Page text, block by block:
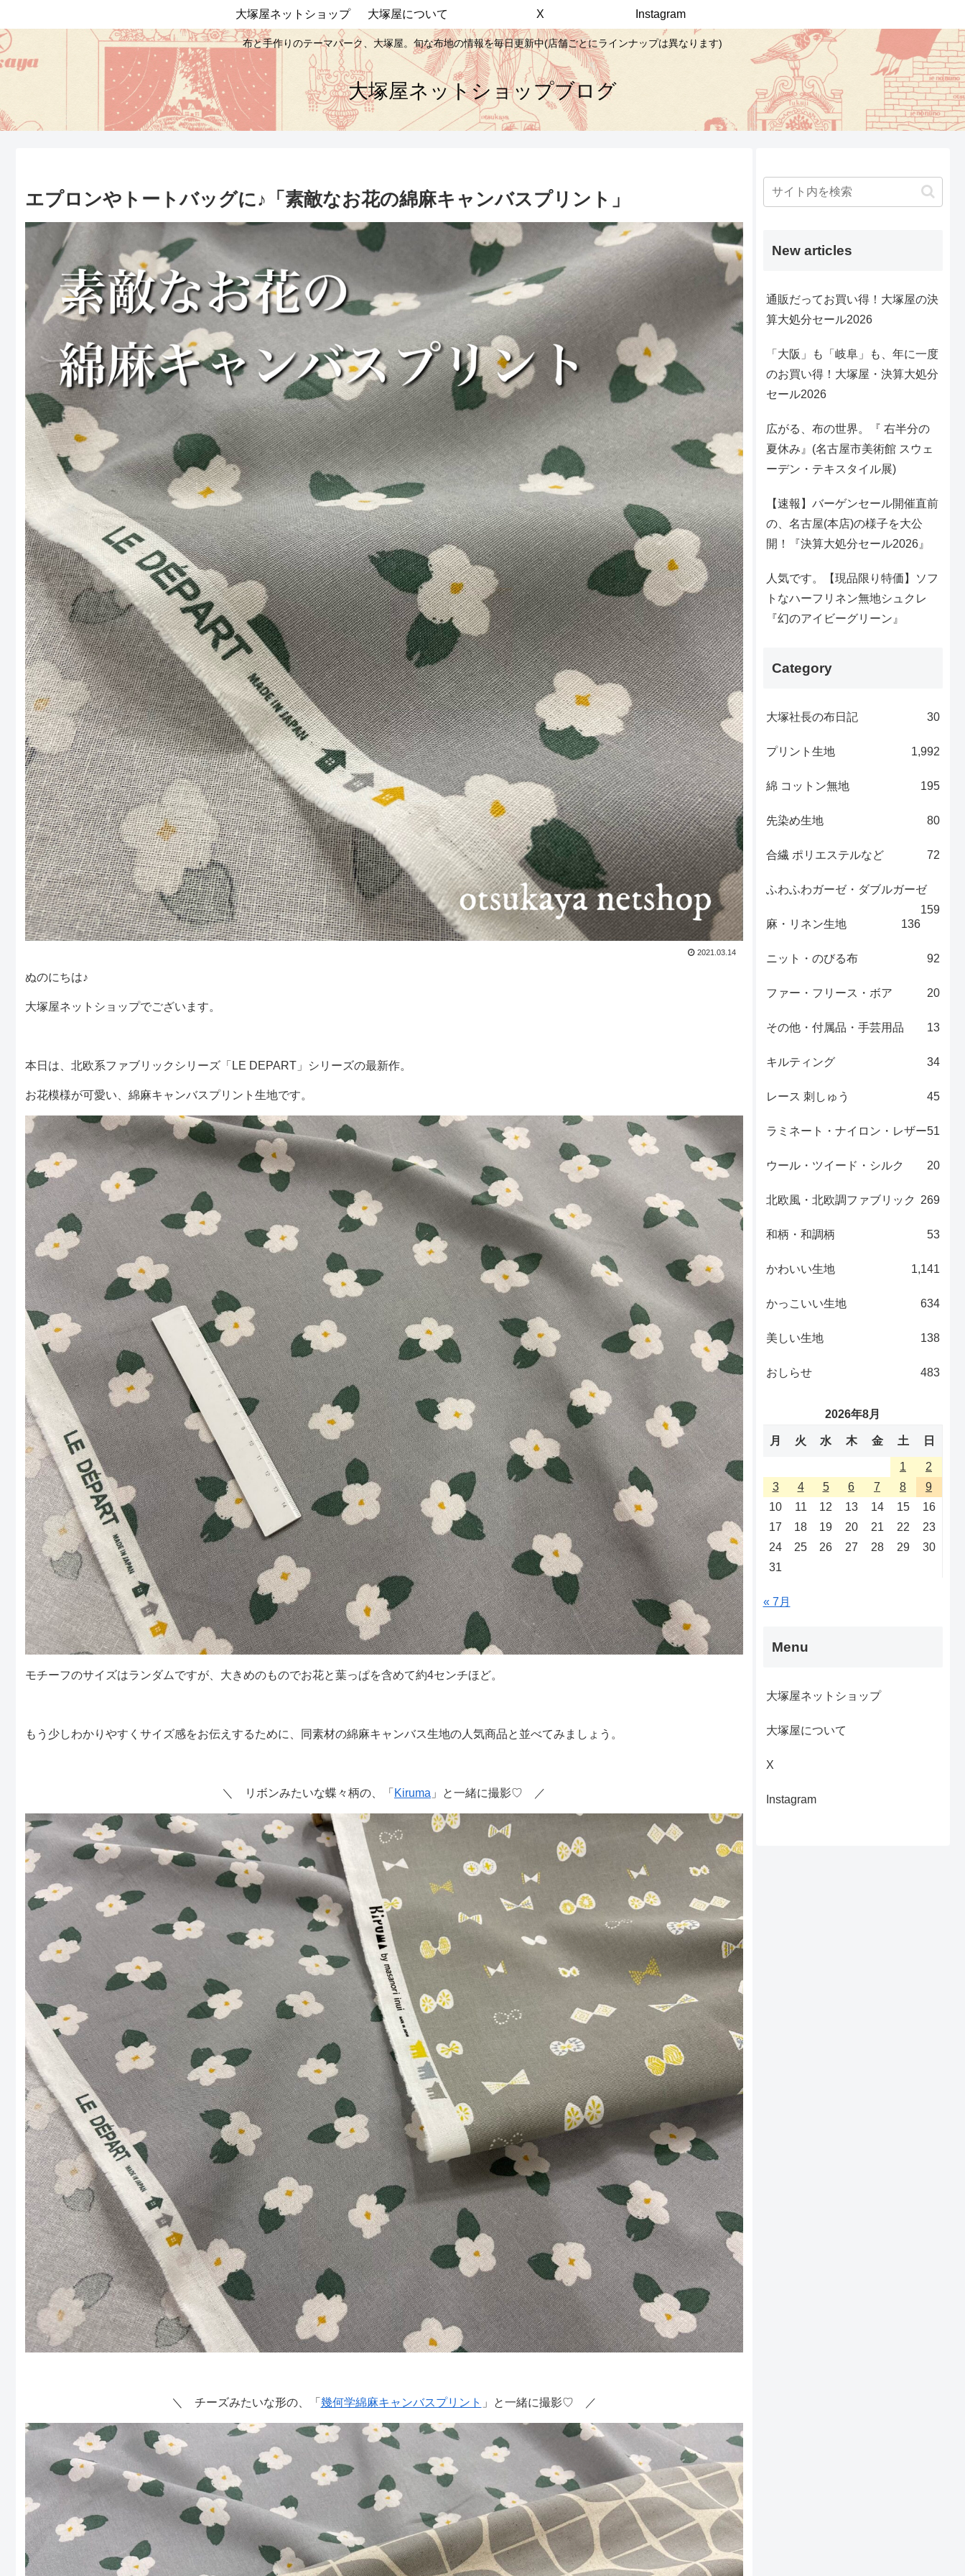
布と手作りのテーマパーク、大塚屋。旬な布地の情報を毎日更新中(店舗ごとにラインナップは異なります)
大塚屋ネットショップブログ
大塚屋ネットショップ 大塚屋について X Instagram
エプロンやトートバッグに♪「素敵なお花の綿麻キャンバスプリント」
2021.03.14
ぬのにちは♪
大塚屋ネットショップでございます。
本日は、北欧系ファブリックシリーズ「LE DEPART」シリーズの最新作。
お花模様が可愛い、綿麻キャンバスプリント生地です。
モチーフのサイズはランダムですが、大きめのものでお花と葉っぱを含めて約4センチほど。
もう少しわかりやすくサイズ感をお伝えするために、同素材の綿麻キャンバス生地の人気商品と並べてみましょう。
＼ リボンみたいな蝶々柄の、「 Kiruma 」と一緒に撮影♡ ／
＼ チーズみたいな形の、「 幾何学綿麻キャンバスプリント 」と一緒に撮影♡ ／
New articles
通販だってお買い得！大塚屋の決
算大処分セール2026
「大阪」も「岐阜」も、年に一度
のお買い得！大塚屋・決算大処分
セール2026
広がる、布の世界。『 右半分の
夏休み』(名古屋市美術館 スウェ
ーデン・テキスタイル展)
【速報】バーゲンセール開催直前
の、名古屋(本店)の様子を大公
開！『決算大処分セール2026』
人気です。【現品限り特価】ソフ
トなハーフリネン無地シュクレ
『幻のアイビーグリーン』
Category
大塚社長の布日記 30
プリント生地 1,992
綿 コットン無地 195
先染め生地 80
合繊 ポリエステルなど 72
ふわふわガーゼ・ダブルガーゼ
159
麻・リネン生地
136
ニット・のびる布 92
ファー・フリース・ボア 20
その他・付属品・手芸用品 13
キルティング 34
レース 刺しゅう 45
ラミネート・ナイロン・レザー51
ウール・ツイード・シルク 20
北欧風・北欧調ファブリック 269
和柄・和調柄 53
かわいい生地 1,141
かっこいい生地 634
美しい生地 138
おしらせ 483
2026年8月
月 火 水 木 金 土 日
1
2
3
4 5 6 7 8
9
10
11 12 13 14 15
16
17
18 19 20 21 22
23
24
25 26 27 28 29
30
31
« 7月
Menu
大塚屋ネットショップ
大塚屋について
X
Instagram